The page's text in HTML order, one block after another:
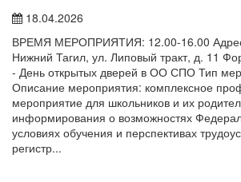
18.04.2026
ВРЕМЯ МЕРОПРИЯТИЯ: 12.00-16.00 Адрес
Нижний Тагил, ул. Липовый тракт, д. 11
- День открытых дверей в ОО СПО Тип
Описание мероприятия: комплексное
мероприятие для школьников и их
информирования о возможностях
условиях обучения и перспективах
регистр...